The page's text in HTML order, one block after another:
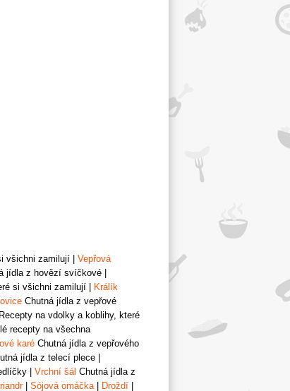
všichni zamilují
Vepřová
jídla z hovězí svíčkové
si všichni zamilují
Králík
Chutná jídla z vepřové
Recepty na vdolky a koblihy, které
recepty na všechna
karé Chutná jídla z vepřového
jídla z telecí plece
Vrchní šál Chutná jídla z
| Sójová omáčka Droždí